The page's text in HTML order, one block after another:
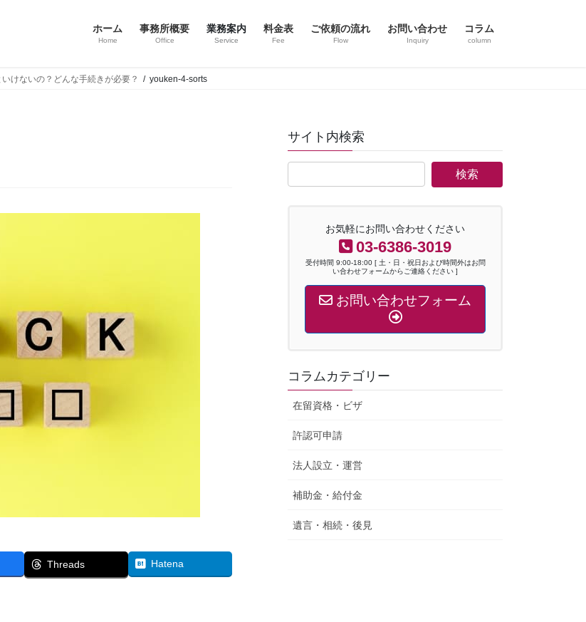
ホーム
Home
事務所概要
Office
業務案内
Service
料金表
Fee
ご依頼の流れ
Flow
お問い合わせ
Inquiry
コラム
column
けないの？どんな手続きが必要？ youken-4-sorts
Threads Hatena
サイト内検索
お気軽にお問い合わせください
03-6386-3019
受付時間 9:00-18:00 [ 土・日・祝日および時間外はお問
い合わせフォームからご連絡ください ]
お問い合わせフォーム
コラムカテゴリー
在留資格・ビザ
許認可申請
法人設立・運営
補助金・給付金
遺言・相続・後見